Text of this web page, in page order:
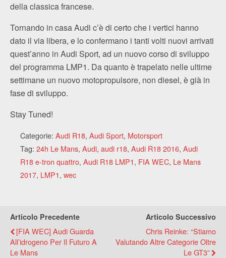
della classica francese.
Tornando in casa Audi c’è di certo che i vertici hanno
dato il via libera, e lo confermano i tanti volti nuovi arrivati
quest’anno in Audi Sport, ad un nuovo corso di sviluppo
del programma LMP1. Da quanto è trapelato nelle ultime
settimane un nuovo motopropulsore, non diesel, è già in
fase di sviluppo.
Stay Tuned!
Categorie: Audi R18, Audi Sport, Motorsport
Tag: 24h Le Mans, Audi, audi r18, Audi R18 2016, Audi
R18 e-tron quattro, Audi R18 LMP1, FIA WEC, Le Mans
2017, LMP1, wec
Articolo Precedente
[FIA WEC] Audi Guarda
All’idrogeno Per Il Futuro A
Le Mans
Articolo Successivo
Chris Reinke: “Stiamo
Valutando Altre Categorie Oltre
Le GT3”